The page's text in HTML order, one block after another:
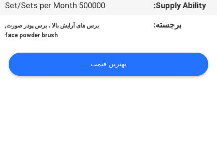
PRIVACY
Supply Ability:
500000 Set/Sets per Month
برجسته:
برس های آرایش بالا ، برس پودر صورت,
face powder brush
بهترین قیمت